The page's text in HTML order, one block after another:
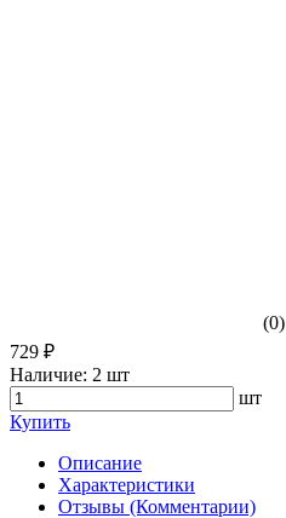
(0)
729 ₽
Наличие: 2 шт
шт
Купить
Описание
Характеристики
Отзывы (Комментарии)